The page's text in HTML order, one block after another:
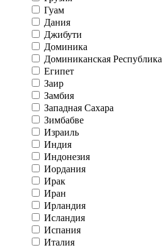
Гуам
Дания
Джибути
Доминика
Доминиканская Республика
Египет
Заир
Замбия
Западная Сахара
Зимбабве
Израиль
Индия
Индонезия
Иордания
Ирак
Иран
Ирландия
Исландия
Испания
Италия